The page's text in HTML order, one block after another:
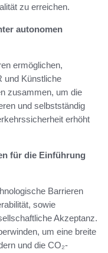
zu erreichen.
autonomen
ermöglichen,
und Künstliche
zusammen, um die
und selbstständig
erhöht
für die Einführung
Barrieren
sowie
Akzeptanz.
um eine breite
und die CO₂-